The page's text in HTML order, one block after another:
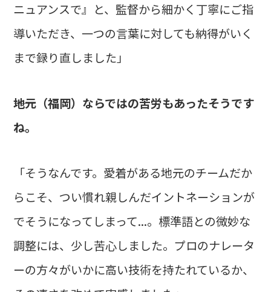
ニュアンスで』と、監督から細かく丁寧にご指
導いただき、一つの言葉に対しても納得がいく
まで録り直しました」
――地元（福岡）ならではの苦労もあったそうです
ね。
「そうなんです。愛着がある地元のチームだか
らこそ、つい慣れ親しんだイントネーションが
でそうになってしまって...。標準語との微妙な
調整には、少し苦心しました。プロのナレータ
ーの方々がいかに高い技術を持たれているか、